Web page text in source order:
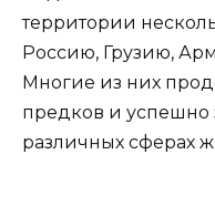
территории
Россию, Грузию,
Многие из них
предков и успешно
различных сферах